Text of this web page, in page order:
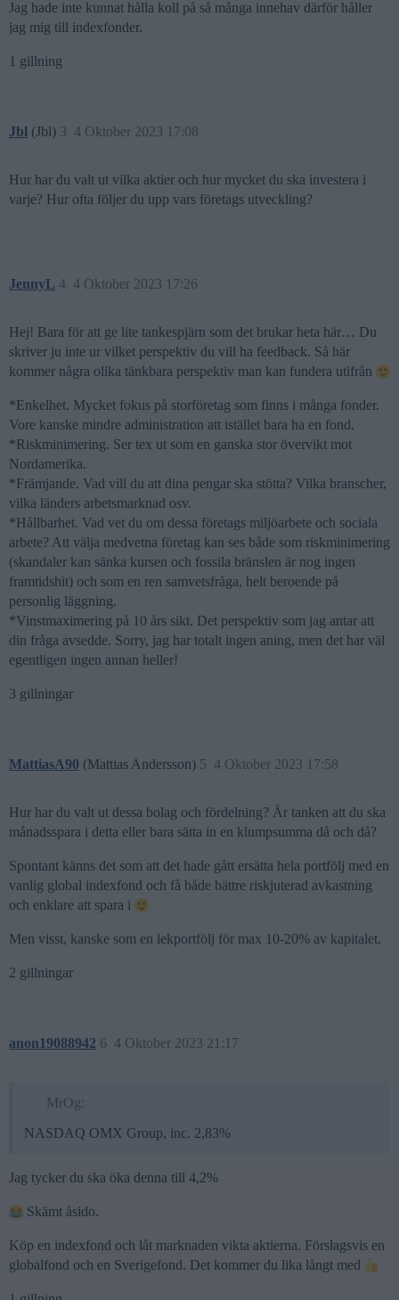
Jag hade inte kunnat hålla koll på så många innehav därför håller
jag mig till indexfonder.
1 gillning
Jbl (Jbl) 4 Oktober 2023 17:08
3
Hur har du valt ut vilka aktier och hur mycket du ska investera i
varje? Hur ofta följer du upp vars företags utveckling?
JennyL 4 Oktober 2023 17:26
4
Hej! Bara för att ge lite tankespjärn som det brukar heta här… Du
skriver ju inte ur vilket perspektiv du vill ha feedback. Så här
kommer några olika tänkbara perspektiv man kan fundera utifrån
*Enkelhet. Mycket fokus på storföretag som finns i många fonder.
Vore kanske mindre administration att istället bara ha en fond.
*Riskminimering. Ser tex ut som en ganska stor övervikt mot
Nordamerika.
*Främjande. Vad vill du att dina pengar ska stötta? Vilka branscher,
vilka länders arbetsmarknad osv.
*Hållbarhet. Vad vet du om dessa företags miljöarbete och sociala
arbete? Att välja medvetna företag kan ses både som riskminimering
(skandaler kan sänka kursen och fossila bränslen är nog ingen
framtidshit) och som en ren samvetsfråga, helt beroende på
personlig läggning.
*Vinstmaximering på 10 års sikt. Det perspektiv som jag antar att
din fråga avsedde. Sorry, jag har totalt ingen aning, men det har väl
egentligen ingen annan heller!
3 gillningar
MattiasA90 (Mattias Andersson) 4 Oktober 2023 17:58
5
Hur har du valt ut dessa bolag och fördelning? Är tanken att du ska
månadsspara i detta eller bara sätta in en klumpsumma då och då?
Spontant känns det som att det hade gått ersätta hela portfölj med en
vanlig global indexfond och få både bättre riskjuterad avkastning
och enklare att spara i
Men visst, kanske som en lekportfölj för max 10-20% av kapitalet.
2 gillningar
anon19088942 4 Oktober 2023 21:17
6
MrOg:
NASDAQ OMX Group, inc. 2,83%
Jag tycker du ska öka denna till 4,2%
Skämt åsido.
Köp en indexfond och låt marknaden vikta aktierna. Förslagsvis en
globalfond och en Sverigefond. Det kommer du lika långt med